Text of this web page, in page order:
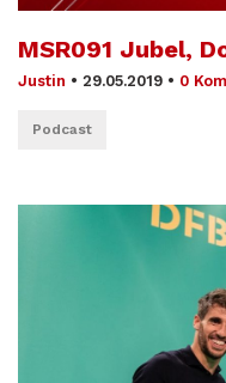
MSR091 Jubel,
Justin • 29.05.2019 • 0
Podcast